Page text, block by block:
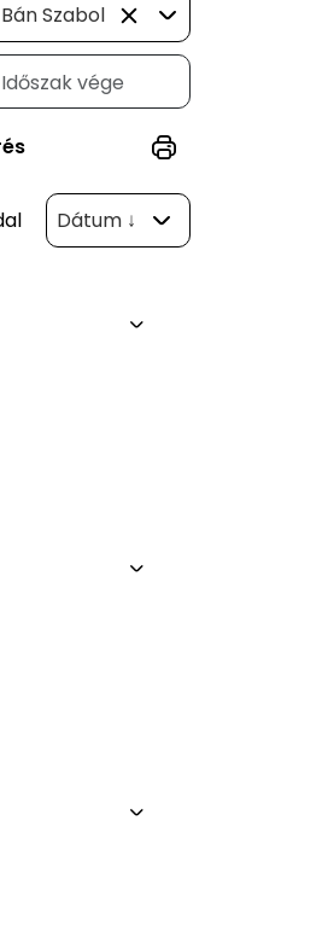
Bán Szabolcs (60)
Dátum ↓